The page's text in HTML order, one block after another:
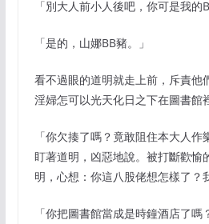
「別大人前小人後吧，你可是我的
「是的，山娜BB豬。」
看不過眼的道明就走上前，斥責他
淫婦怎可以光天化日之下在圖書館
「你欠揍了嗎？竟敢阻住本大人
盯著道明，凶惡地說。被打斷歡愉
明，心想：你這八股佬想怎樣了？
「你把圖書館當成是時鐘酒店了